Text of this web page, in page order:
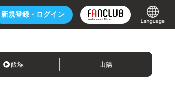
新規登録・ ログイン
飯塚 山陽